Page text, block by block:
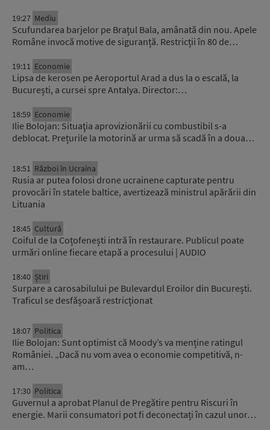
19:27 Mediu
Scufundarea barjelor pe Brațul Bala, amânată din nou. Apele
Române invocă motive de siguranță. Restricții în 80 de…
19:11 Economie
Lipsa de kerosen pe Aeroportul Arad a dus la o escală, la
București, a cursei spre Antalya. Director:…
18:59 Economie
Ilie Bolojan: Situaţia aprovizionării cu combustibil s-a
deblocat. Prețurile la motorină ar urma să scadă în a doua…
18:51 Război în Ucraina
Rusia ar putea folosi drone ucrainene capturate pentru
provocări în statele baltice, avertizează ministrul apărării din
Lituania
18:45 Cultură
Coiful de la Coțofenești intră în restaurare. Publicul poate
urmări online fiecare etapă a procesului | AUDIO
18:40 Știri
Surpare a carosabilului pe Bulevardul Eroilor din București.
Traficul se desfășoară restricționat
18:07 Politica
Ilie Bolojan: Sunt optimist că Moody’s va menține ratingul
României. „Dacă nu vom avea o economie competitivă, n-
am…
17:30 Politica
Guvernul a aprobat Planul de Pregătire pentru Riscuri în
energie. Marii consumatori pot fi deconectați în cazul unor…